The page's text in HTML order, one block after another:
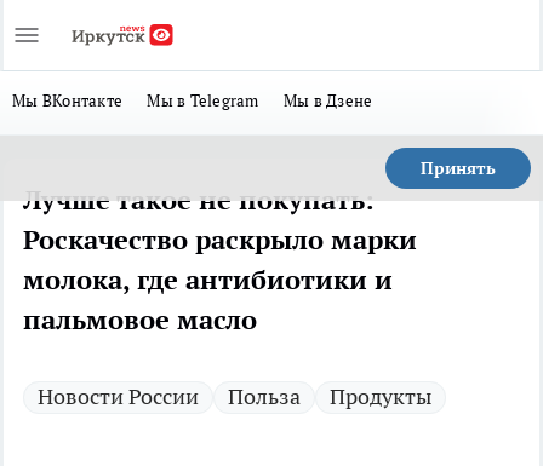
Мы ВКонтакте Мы в Telegram Мы в Дзене
Принять
Лучше такое не покупать:
Роскачество раскрыло марки
молока, где антибиотики и
пальмовое масло
Новости России Польза Продукты